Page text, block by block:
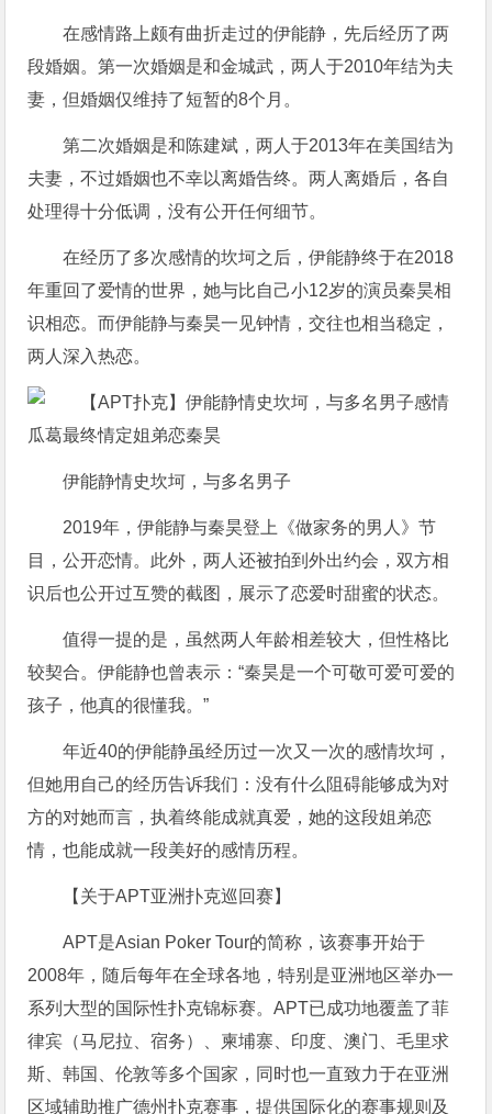
在感情路上颇有曲折走过的伊能静，先后经历了两
段婚姻。第一次婚姻是和金城武，两人于2010年结为夫
妻，但婚姻仅维持了短暂的8个月。
第二次婚姻是和陈建斌，两人于2013年在美国结为
夫妻，不过婚姻也不幸以离婚告终。两人离婚后，各自
处理得十分低调，没有公开任何细节。
在经历了多次感情的坎坷之后，伊能静终于在2018
年重回了爱情的世界，她与比自己小12岁的演员秦昊相
识相恋。而伊能静与秦昊一见钟情，交往也相当稳定，
两人深入热恋。
伊能静情史坎坷，与多名男子
2019年，伊能静与秦昊登上《做家务的男人》节
目，公开恋情。此外，两人还被拍到外出约会，双方相
识后也公开过互赞的截图，展示了恋爱时甜蜜的状态。
值得一提的是，虽然两人年龄相差较大，但性格比
较契合。伊能静也曾表示：“秦昊是一个可敬可爱可爱的
孩子，他真的很懂我。”
年近40的伊能静虽经历过一次又一次的感情坎坷，
但她用自己的经历告诉我们：没有什么阻碍能够成为对
方的对她而言，执着终能成就真爱，她的这段姐弟恋
情，也能成就一段美好的感情历程。
【关于APT亚洲扑克巡回赛】
APT是Asian Poker Tour的简称，该赛事开始于
2008年，随后每年在全球各地，特别是亚洲地区举办一
系列大型的国际性扑克锦标赛。APT已成功地覆盖了菲
律宾（马尼拉、宿务）、柬埔寨、印度、澳门、毛里求
斯、韩国、伦敦等多个国家，同时也一直致力于在亚洲
区域辅助推广德州扑克赛事，提供国际化的赛事规则及